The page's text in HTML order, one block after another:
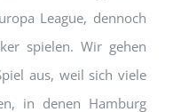
League, dennoch
spielen. Wir gehen
aus, weil sich viele
in denen Hamburg